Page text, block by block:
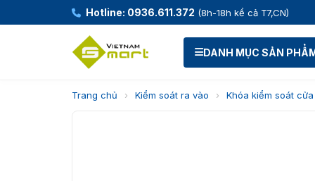
Hotline: 0936.611.372 (8h-18h kể cả T7,CN)
DANH MỤC SẢN
Trang chủ › Kiểm soát ra vào › Khóa kiểm soát cửa